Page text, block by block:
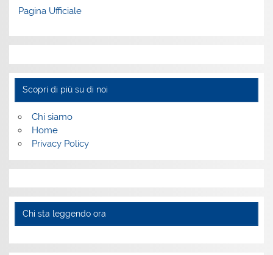
Pagina Ufficiale
Scopri di più su di noi
Chi siamo
Home
Privacy Policy
Chi sta leggendo ora